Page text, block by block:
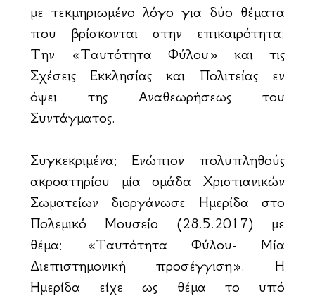
με τεκμηριωμένο λόγο για δύο θέματα
που βρίσκονται στην επικαιρότητα:
Την «Ταυτότητα Φύλου» και τις
Σχέσεις Εκκλησίας και Πολιτείας εν
όψει της Αναθεωρήσεως του
Συντάγματος.
Συγκεκριμένα: Ενώπιον πολυπληθούς
ακροατηρίου μία ομάδα Χριστιανικών
Σωματείων διοργάνωσε Ημερίδα στο
Πολεμικό Μουσείο (28.5.2017) με
θέμα: «Ταυτότητα Φύλου- Μία
Διεπιστημονική προσέγγιση». Η
Ημερίδα είχε ως θέμα το υπό